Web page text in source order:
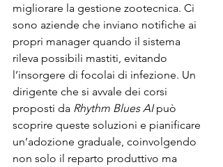
migliorare la gestione zootecnica. Ci
sono aziende che inviano notifiche ai
propri manager quando il sistema
rileva possibili mastiti, evitando
l’insorgere di focolai di infezione. Un
dirigente che si avvale dei corsi
proposti da Rhythm Blues AI può
scoprire queste soluzioni e pianificare
un’adozione graduale, coinvolgendo
non solo il reparto produttivo ma